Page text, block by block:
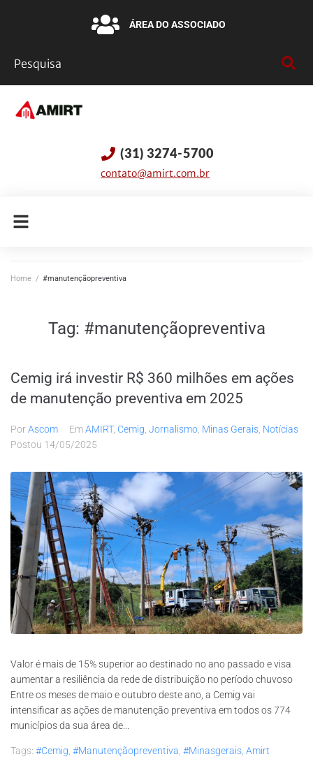
ÁREA DO ASSOCIADO
(31) 3274-5700
contato@amirt.com.br
Home / #manutençãopreventiva
Tag: #manutençãopreventiva
Cemig irá investir R$ 360 milhões em ações
de manutenção preventiva em 2025
PorAscom EmAMIRT, Cemig Jornalismo Minas Gerais Notícias
Postou 14/05/2025
Valor é mais de 15% superior ao destinado no ano passado e visa
aumentar a resiliência da rede de distribuição no período chuvoso
Entre os meses de maio e outubro deste ano, a Cemig vai
intensificar as ações de manutenção preventiva em todos os 774
municípios da sua área de...
Tags: #Cemig, #manutençãopreventiva, #minasgerais, Amirt